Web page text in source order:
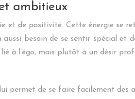
ambitieux
et de positivité. Cette énergie se
besoin de se sentir spécial
à l’égo, mais plutôt à un désir
permet de se faire facilement